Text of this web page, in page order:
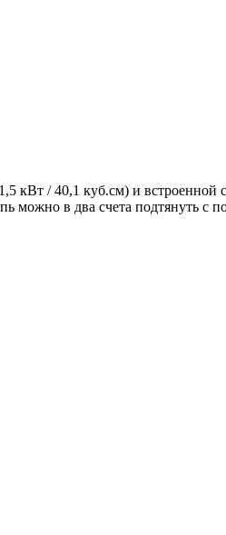
/ 40,1 куб.см) и встроенной
в два счета подтянуть с